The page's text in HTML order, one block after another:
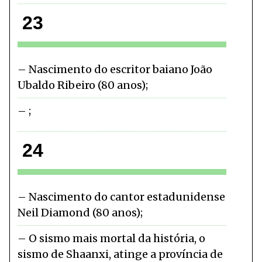
23
Nascimento do escritor baiano João
Ubaldo Ribeiro (80 anos)
24
Nascimento do cantor estadunidense
Neil Diamond (80 anos)
O sismo mais mortal da história, o
sismo de Shaanxi, atinge a província de